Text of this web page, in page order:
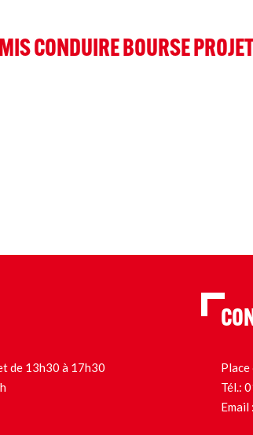
CONDUIRE BOURSE
de 13h30 à 17h30
Place
Tél.:
Email :